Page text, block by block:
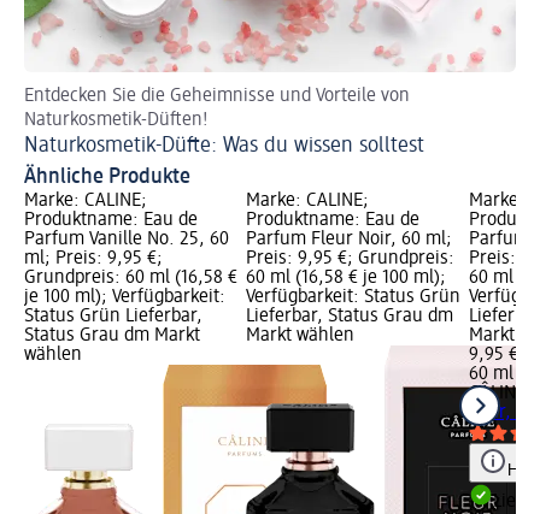
Entdecken Sie die Geheimnisse und Vorteile von
Naturkosmetik-Düften!
Naturkosmetik-Düfte: Was du wissen solltest
Ähnliche Produkte
Marke: CÂLINE;
Produktname: Eau de
Parfum Vanille No. 25, 60
ml; Preis: 9,95 €;
Grundpreis: 60 ml (16,58 €
je 100 ml); Verfügbarkeit:
Status Grün Lieferbar,
Status Grau dm Markt
wählen
Marke: CÂLINE;
Produktname: Eau de
Parfum Fleur Noir, 60 ml;
Preis: 9,95 €; Grundpreis:
60 ml (16,58 € je 100 ml);
Verfügbarkeit: Status Grün
Lieferbar, Status Grau dm
Markt wählen
Marke:
Parfum
Preis:
60 ml
Markt
9,95 €
60 ml
CÂLINE
Clair,